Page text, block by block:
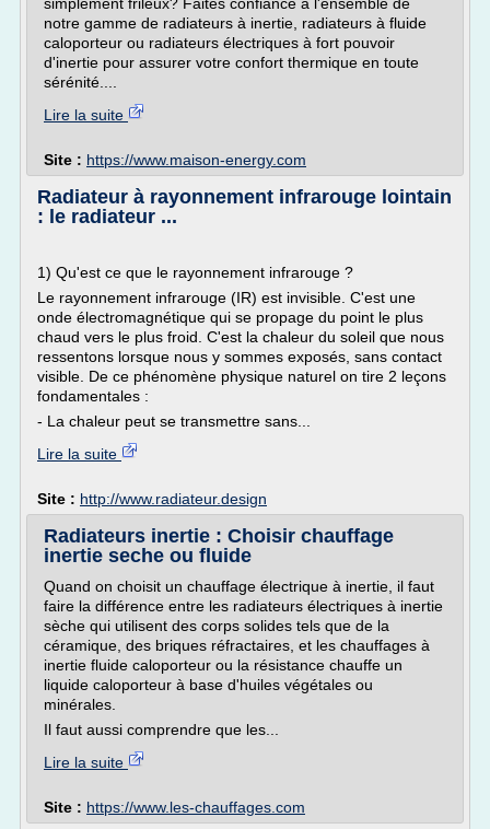
notre gamme de radiateurs à inertie, radiateurs à fluide
caloporteur ou radiateurs électriques à fort pouvoir
d'inertie pour assurer votre confort thermique en toute
sérénité....
Lire la suite
Site : https://www.maison-energy.com
Radiateur à rayonnement infrarouge lointain
: le radiateur ...
1) Qu'est ce que le rayonnement infrarouge ?
Le rayonnement infrarouge (IR) est invisible. C'est une
onde électromagnétique qui se propage du point le plus
chaud vers le plus froid. C'est la chaleur du soleil que nous
ressentons lorsque nous y sommes exposés, sans contact
visible. De ce phénomène physique naturel on tire 2 leçons
fondamentales :
- La chaleur peut se transmettre sans...
Lire la suite
Site : http://www.radiateur.design
Radiateurs inertie : Choisir chauffage
inertie seche ou fluide
Quand on choisit un chauffage électrique à inertie, il faut
faire la différence entre les radiateurs électriques à inertie
sèche qui utilisent des corps solides tels que de la
céramique, des briques réfractaires, et les chauffages à
inertie fluide caloporteur ou la résistance chauffe un
liquide caloporteur à base d'huiles végétales ou
minérales.
Il faut aussi comprendre que les...
Lire la suite
Site : https://www.les-chauffages.com